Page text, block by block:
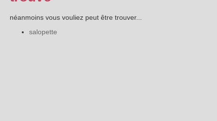
néanmoins vous vouliez peut être trouver...
salopette